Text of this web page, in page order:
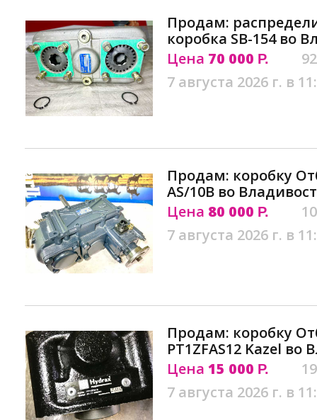
Продам:
коробка SB-154 во
Цена 70 000 Р.
7 августа 2026 г. в
Продам: коробку
AS/10B во
Цена 80 000 Р.
7 августа 2026 г. в
Продам: коробку
PT1ZFAS12 Kazel во
Цена 15 000 Р.
7 августа 2026 г. в